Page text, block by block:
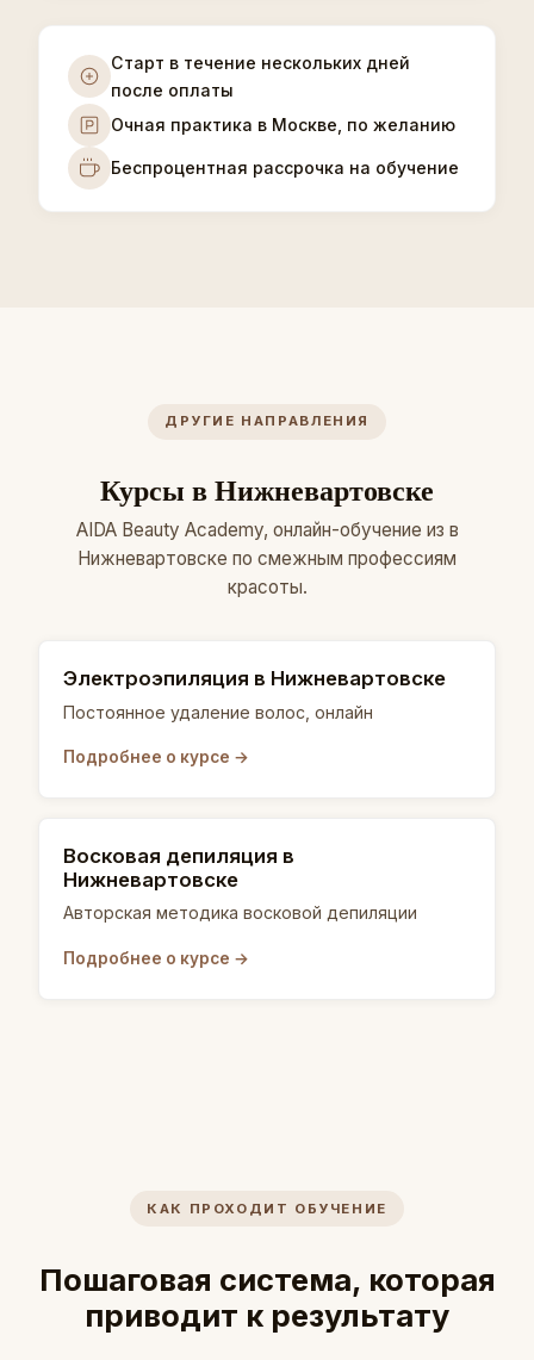
Старт в течение нескольких дней
после оплаты
Очная практика в Москве, по желанию
Беспроцентная рассрочка на обучение
ДРУГИЕ НАПРАВЛЕНИЯ
Курсы в Нижневартовске
AIDA Beauty Academy, онлайн-обучение из в
Нижневартовске по смежным профессиям
красоты.
Электроэпиляция в Нижневартовске
Постоянное удаление волос, онлайн
Подробнее о курсе →
Восковая депиляция в
Нижневартовске
Авторская методика восковой депиляции
Подробнее о курсе →
КАК ПРОХОДИТ ОБУЧЕНИЕ
Пошаговая система, которая
приводит к результату